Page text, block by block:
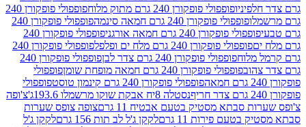
פופפולי פופקורן 240 גרם מתוק מלוח
פופפולי פופקורן 240
פופפולי פופקורן 240 גרם חמאה סינמה
פופפולי פופקורן 240
פופקורן 240 גרם חמאה אורגני
פופפולי פופקורן 240
פופפולי פופקורן 240 גרם מלח ים ופלפל
פופפולי פופקורן 240
פופפולי פופקורן 240 גרם צדר לבן
פופפולי פופקורן 240
פופפולי פופקורן 240 גרם חמאה מופחת שומן
פופפולי
פופפולי פופקורן 240 גרם קינמון טוסט
פופפולי
נסטלה 8יח אבקת שוקו מרשמלו 193.6ג'
צ'ופה
סבתא מסטיק בטעם אבטיח 11 גרם
צופה צופס שערות
פירות 11 גרם
לקקן ג'ל לב תות 156 גרם
לקקן ג'ל